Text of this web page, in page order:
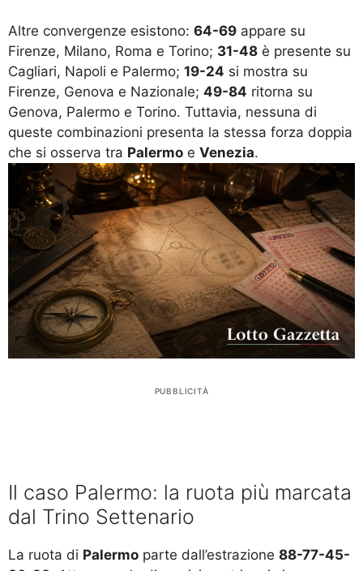
Altre convergenze esistono: 64-69 appare su
Firenze, Milano, Roma e Torino; 31-48 è presente su
Cagliari, Napoli e Palermo; 19-24 si mostra su
Firenze, Genova e Nazionale; 49-84 ritorna su
Genova, Palermo e Torino. Tuttavia, nessuna di
queste combinazioni presenta la stessa forza doppia
che si osserva tra Palermo e Venezia.
PUBBLICITÀ
Il caso Palermo: la ruota più marcata
dal Trino Settenario
La ruota di Palermo parte dall’estrazione 88-77-45-